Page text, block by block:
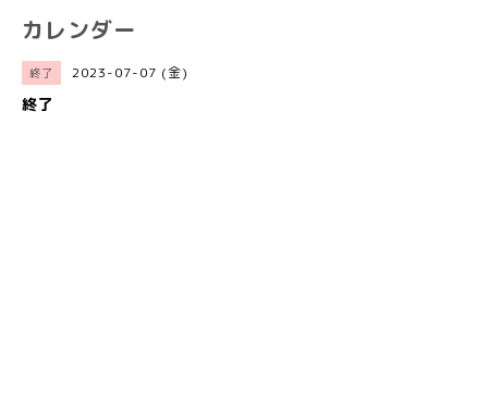
カレンダー
終了 2023-07-07 (金)
終了